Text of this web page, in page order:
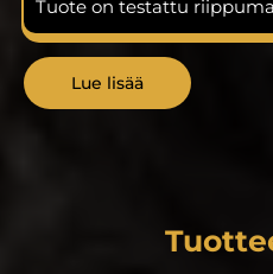
Tuote on testattu
Lue lisää